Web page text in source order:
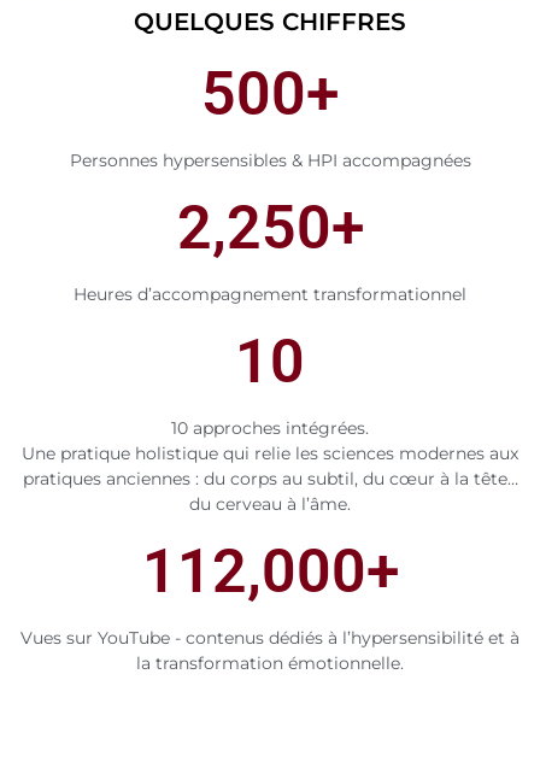
QUELQUES CHIFFRES
500+
Personnes hypersensibles & HPI accompagnées
2,250+
Heures d’accompagnement transformationnel
10
10 approches intégrées.
Une pratique holistique qui relie les sciences modernes aux
pratiques anciennes : du corps au subtil, du cœur à la tête…
du cerveau à l’âme.
112,000+
Vues sur YouTube - contenus dédiés à l’hypersensibilité et à
la transformation émotionnelle.